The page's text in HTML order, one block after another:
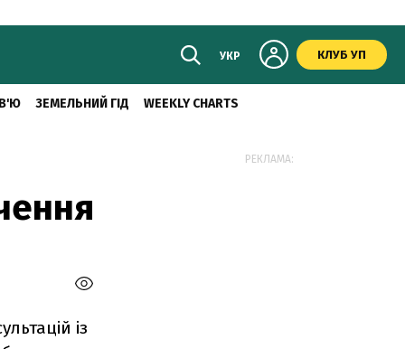
УКР КЛУБ УП
ЗЕМЕЛЬНИЙ ГІД WEEKLY CHARTS
із
РЕКЛАМА: